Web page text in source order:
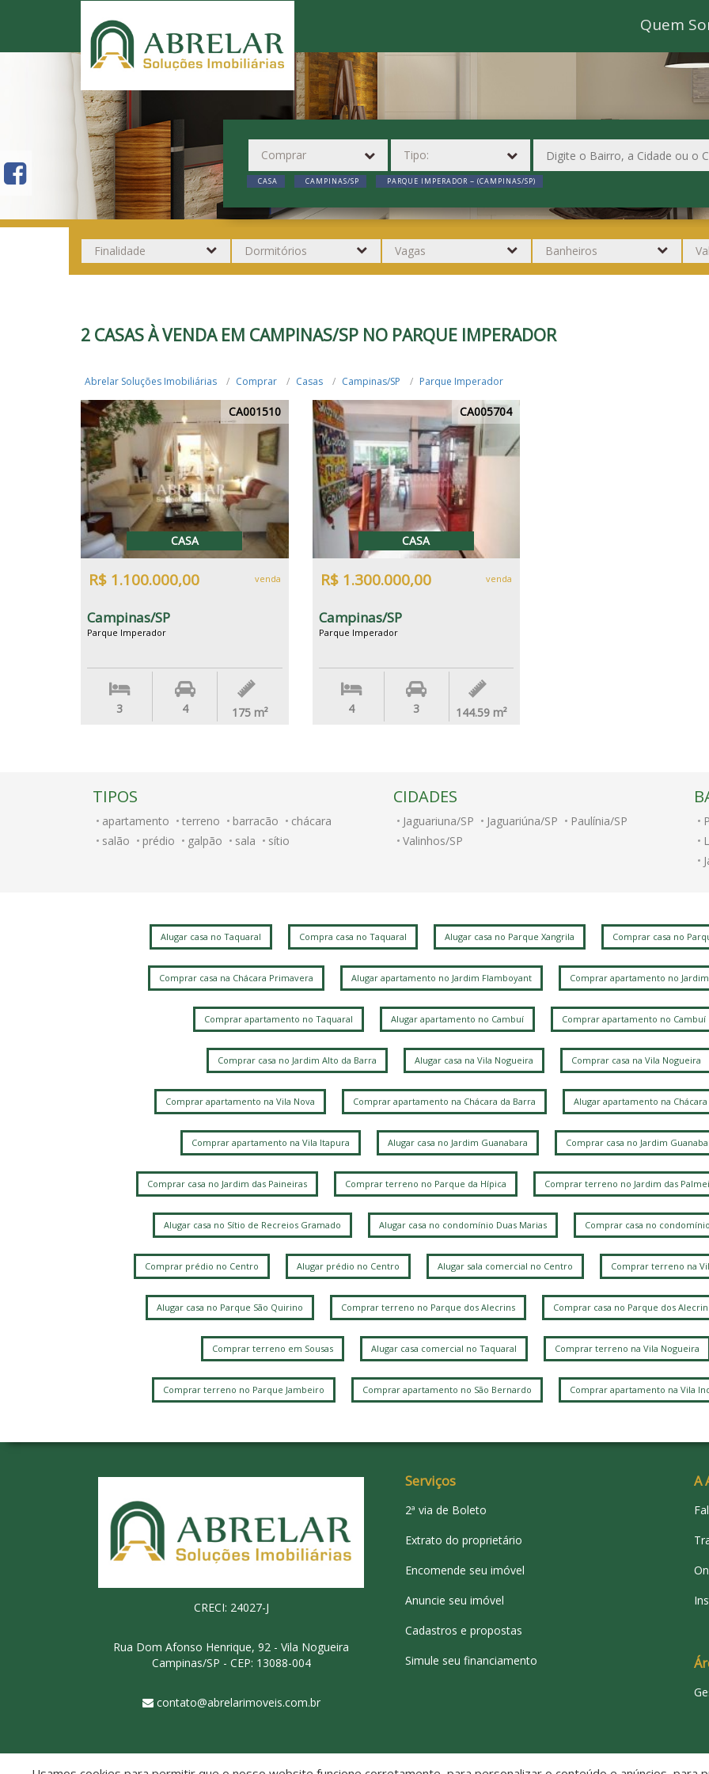
Quem
CASA CAMPINAS/SP PARQUE IMPERADOR ~ (CAMPINAS/SP)
2 CASAS À VENDA EM CAMPINAS/SP NO PARQUE IMPERADOR
Abrelar Soluções Imobiliárias Comprar Casas Campinas/SP Parque Imperador
CA001510
CASA
R$ 1.100.000,00 venda
Campinas/SP
Parque Imperador
3 4 175 m²
CA005704
CASA
R$ 1.300.000,00 venda
Campinas/SP
Parque Imperador
4 3 144.59 m²
TIPOS
apartamento terreno barracão
chácara
salão
prédio galpão sala sítio
CIDADES
Jaguariuna/SP Jaguariúna/SP
Paulínia/SP
Valinhos/SP
Alugar casa no Taquaral Compra casa no Taquaral Alugar casa no Parque Xangrila Comprar casa no
Comprar casa na Chácara Primavera Alugar apartamento no Jardim Flamboyant Comprar apartamento no
Comprar apartamento no Taquaral Alugar apartamento no Cambuí Comprar apartamento no Cambuí
Comprar casa no Jardim Alto da Barra Alugar casa na Vila Nogueira Comprar casa na Vila Nogueira
Comprar apartamento na Vila Nova Comprar apartamento na Chácara da Barra Alugar apartamento na Chácara
Comprar apartamento na Vila Itapura Alugar casa no Jardim Guanabara Comprar casa no Jardim
Comprar casa no Jardim das Paineiras Comprar terreno no Parque da Hípica Comprar terreno no Jardim das
Alugar casa no Sítio de Recreios Gramado Alugar casa no condomínio Duas Marias Comprar casa no
Comprar prédio no Centro Alugar prédio no Centro Alugar sala comercial no Centro Comprar terreno na
Alugar casa no Parque São Quirino Comprar terreno no Parque dos Alecrins Comprar casa no Parque dos
Comprar terreno em Sousas Alugar casa comercial no Taquaral Comprar terreno na Vila Nogueira
Comprar terreno no Parque Jambeiro Comprar apartamento no São Bernardo Comprar apartamento na Vila
CRECI: 24027-J
Rua Dom Afonso Henrique, 92 - Vila Nogueira
Campinas/SP - CEP: 13088-004
contato@abrelarimoveis.com.br
Serviços
2ª via de Boleto
Extrato do proprietário
Encomende seu imóvel
Anuncie seu imóvel
Cadastros e propostas
Simule seu financiamento
A